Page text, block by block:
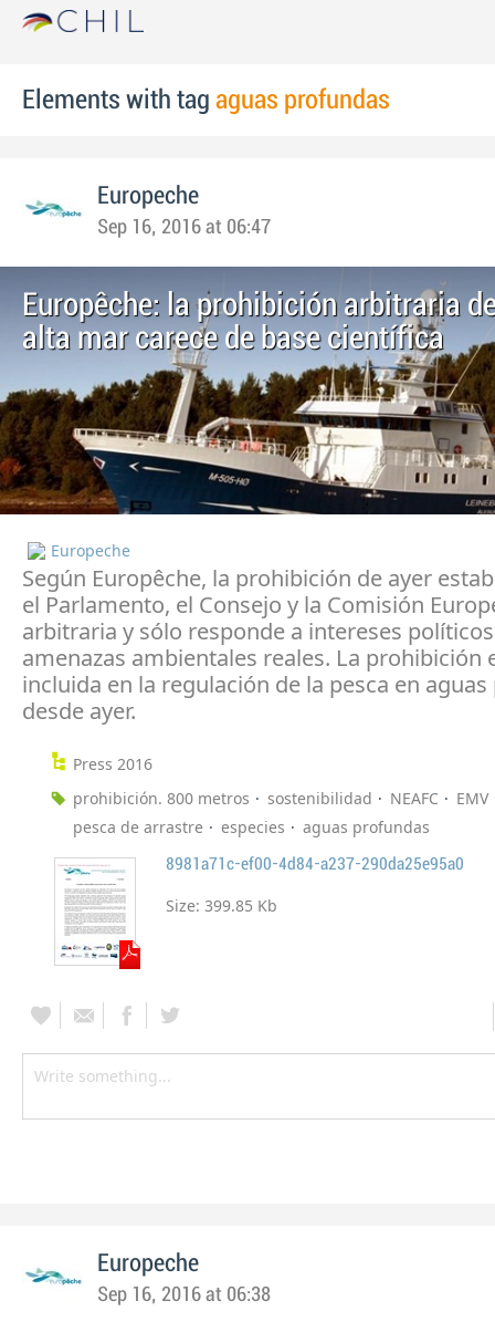
Elements with tag aguas profundas
Europeche
Sep 16, 2016 at 06:47
Europêche: la prohibición arbitraria
alta mar carece de base científica
Europeche
Según Europêche, la prohibición de ayer
el Parlamento, el Consejo y la Comisión
arbitraria y sólo responde a intereses
amenazas ambientales reales. La prohibición
incluida en la regulación de la pesca en
desde ayer.
Press 2016
prohibición. 800 metros
sostenibilidad NEAFC
EMV
pesca de arrastre
especies aguas profundas
8981a71c-ef00-4d84-a237-290da25e95a0
Size: 399.85 Kb
Europeche
Sep 16, 2016 at 06:38